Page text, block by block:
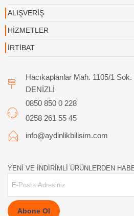
ALIŞVERİŞ
HİZMETLER
İRTİBAT
Hacıkaplanlar Mah. 1105/1
DENİZLİ
0850 850 0 228
0258 261 55 45
info@aydinlikbilisim.com
YENİ VE İNDİRİMLİ ÜRÜNLERDEN
Abone Ol